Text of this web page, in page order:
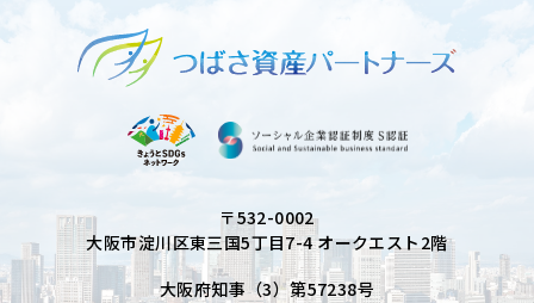
〒532-0002
大阪市淀川区東三国5丁目7-4 オークエスト2階
大阪府知事（3）第57238号